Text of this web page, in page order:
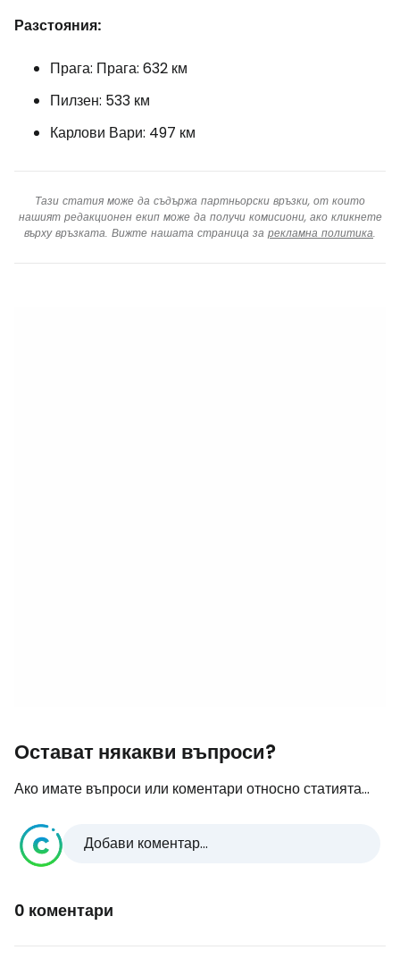
Разстояния:
Прага: Прага: 632 км
Пилзен: 533 км
Карлови Вари: 497 км
Тази статия може да съдържа партньорски връзки, от които
нашият редакционен екип може да получи комисиони, ако кликнете
върху връзката. Вижте нашата страница за рекламна политика.
Остават някакви въпроси?
Ако имате въпроси или коментари относно статията...
Добави коментар...
0 коментари